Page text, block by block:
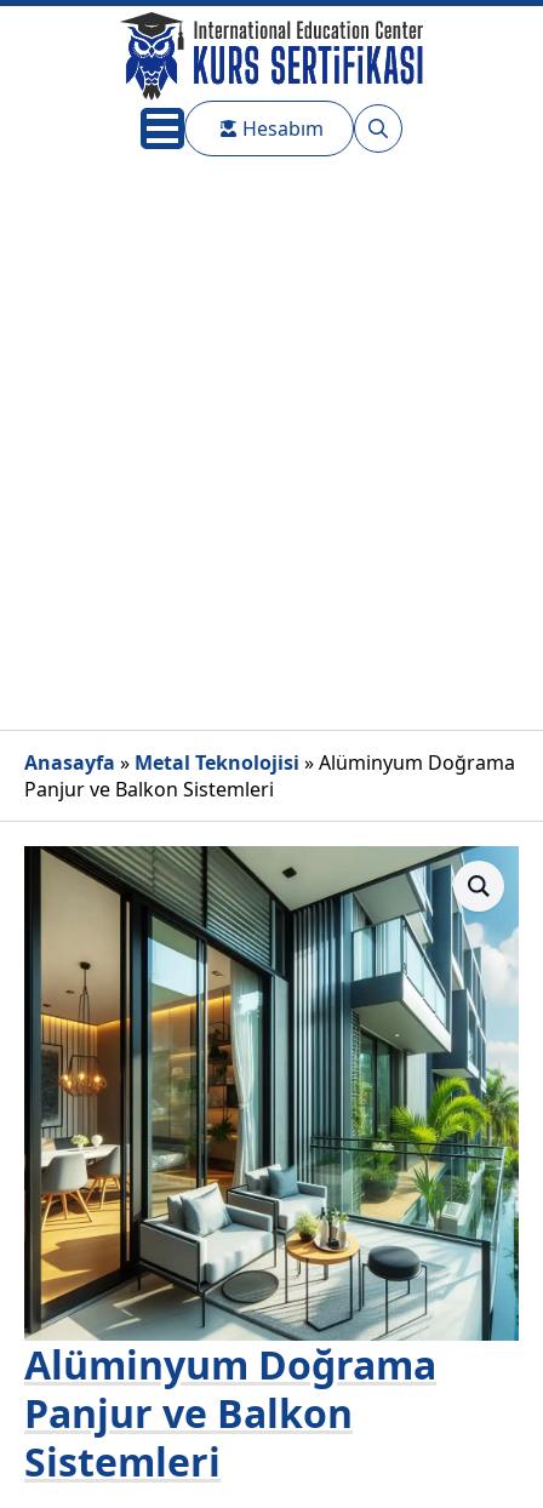
Hesabım
Anasayfa » Metal Teknolojisi »Alüminyum Doğrama
Panjur ve Balkon Sistemleri
Alüminyum Doğrama
Panjur ve Balkon
Sistemleri